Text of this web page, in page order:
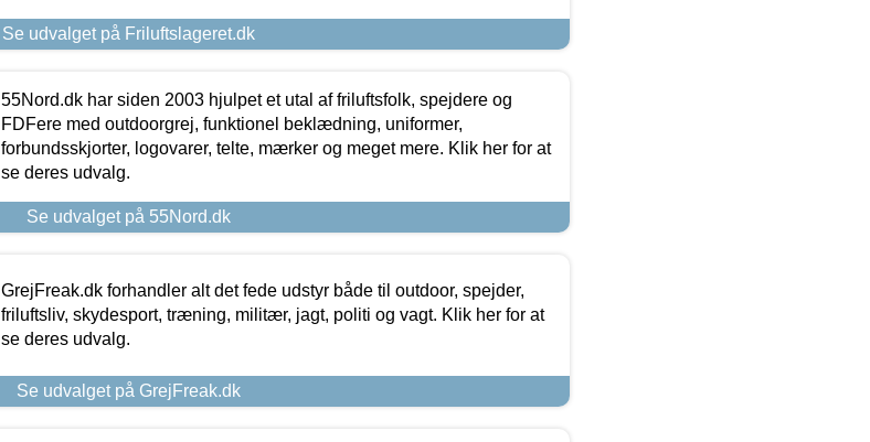
Se udvalget på Friluftslageret.dk
55Nord.dk har siden 2003 hjulpet et utal af friluftsfolk, spejdere og
FDFere med outdoorgrej, funktionel beklædning, uniformer,
forbundsskjorter, logovarer, telte, mærker og meget mere. Klik her for at
se deres udvalg.
Se udvalget på 55Nord.dk
GrejFreak.dk forhandler alt det fede udstyr både til outdoor, spejder,
friluftsliv, skydesport, træning, militær, jagt, politi og vagt. Klik her for at
se deres udvalg.
Se udvalget på GrejFreak.dk